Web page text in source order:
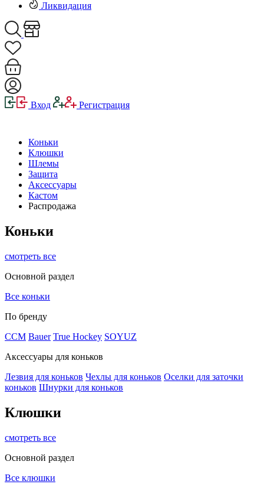
Ликвидация
Вход Регистрация
Коньки
Клюшки
Шлемы
Защита
Аксессуары
Кастом
Распродажа
Коньки
смотреть все
Основной раздел
Все коньки
По бренду
ССМ Bauer True Hockey SOYUZ
Аксессуары для коньков
Лезвия для коньков Чехлы для коньков Оселки для заточки
коньков Шнурки для коньков
Клюшки
смотреть все
Основной раздел
Все клюшки